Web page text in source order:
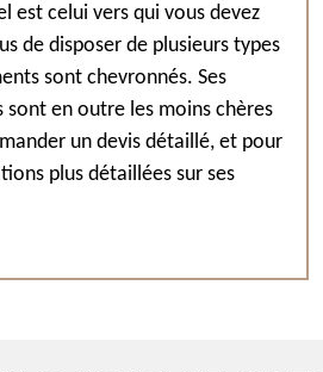
est celui vers qui vous devez
de disposer de plusieurs types
sont chevronnés. Ses
en outre les moins chères
un devis détaillé, et pour
plus détaillées sur ses